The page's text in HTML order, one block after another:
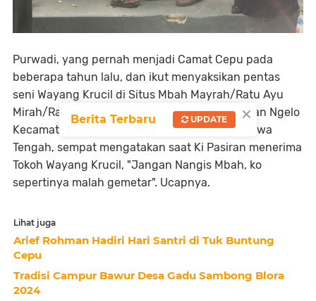
Purwadi, yang pernah menjadi Camat Cepu pada
beberapa tahun lalu, dan ikut menyaksikan pentas
seni Wayang Krucil di Situs Mbah Mayrah/Ratu Ayu
Mirah/Raden Dewi Maerah Dk Sorogo Kelurahan Ngelo
Kecamatan Cepu Kabupaten Blora Provinsi Jawa
Tengah, sempat mengatakan saat Ki Pasiran menerima
Tokoh Wayang Krucil, "Jangan Nangis Mbah, ko
sepertinya malah gemetar". Ucapnya.
Lihat juga
Arief Rohman Hadiri Hari Santri di Tuk Buntung
Cepu
Tradisi Campur Bawur Desa Gadu Sambong Blora
2024
×
Berita Terbaru UPDATE